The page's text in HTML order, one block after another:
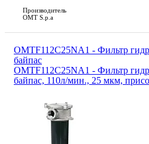
Производитель
OMT S.p.a
OMTF112C25NA1 - Фильтр
байпас
OMTF112C25NA1 - Фильтр
байпас, 110л/мин., 25 мкм,